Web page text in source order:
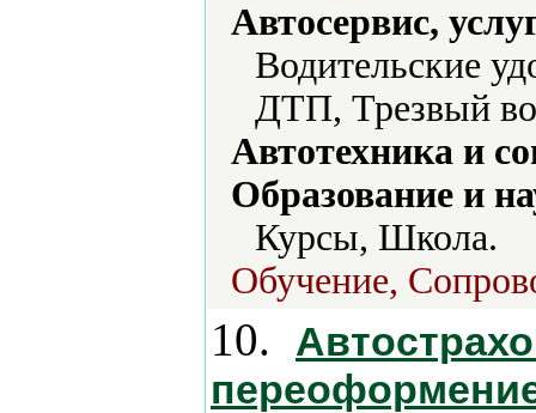
Автосервис,
Водительские
ДТП, Трезвый
Автотехника и
Образование и
Курсы, Школа.
Обучение,
10.